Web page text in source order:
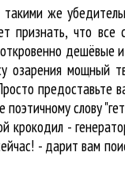
же
признать, что
дешёвые
мощный
предоставьте
слову
-
- дарит вам